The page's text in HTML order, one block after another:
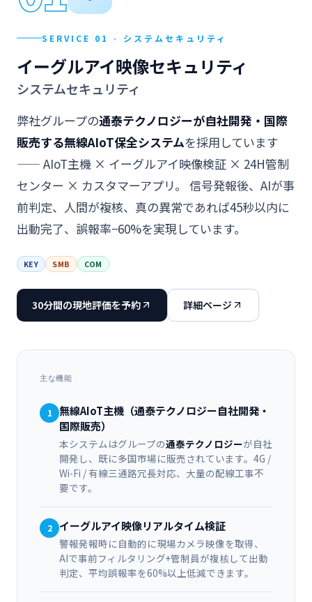
SERVICE 01 · システムセキュリティ
イーグルアイ映像セキュリティ
システムセキュリティ
弊社グループの通泰テクノロジーが自社開発・国際
販売する無線AIoT保全システムを採用しています
—— AIoT主機 × イーグルアイ映像検証 × 24H管制
センター × カスタマーアプリ。 信号発報後、AIが事
前判定、人間が複核、真の異常であれば45秒以内に
出動完了、誤報率−60%を実現しています。
KEY SMB COM
30分間の現地評価を予約 詳細ページ
主な機能
1
無線AIoT主機（通泰テクノロジー自社開発・
国際販売）
本システムはグループの通泰テクノロジーが自社
開発し、既に多国市場に販売されています。4G /
Wi-Fi / 有線三通路冗長対応、大量の配線工事不
要です。
2 イーグルアイ映像リアルタイム検証
警報発報時に自動的に現場カメラ映像を取得、
AIで事前フィルタリング+管制員が複核して出動
判定、平均誤報率を60%以上低減できます。